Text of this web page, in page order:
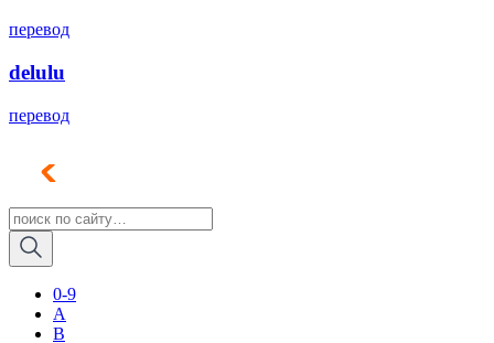
перевод
delulu
перевод
0-9
A
B